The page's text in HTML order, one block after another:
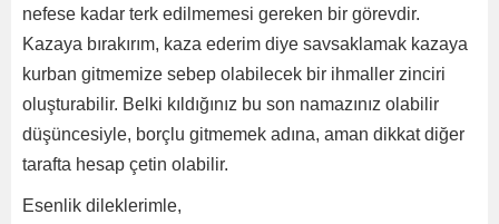
nefese kadar terk edilmemesi gereken bir görevdir.
Kazaya bırakırım, kaza ederim diye savsaklamak kazaya
kurban gitmemize sebep olabilecek bir ihmaller zinciri
oluşturabilir. Belki kıldığınız bu son namazınız olabilir
düşüncesiyle, borçlu gitmemek adına, aman dikkat diğer
tarafta hesap çetin olabilir.
Esenlik dileklerimle,